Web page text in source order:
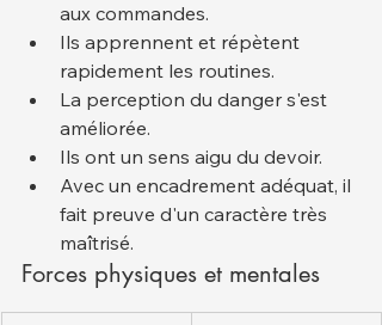
aux commandes.
Ils apprennent et répètent
rapidement les routines.
La perception du danger s'est
améliorée.
Ils ont un sens aigu du devoir.
Avec un encadrement adéquat, il
fait preuve d'un caractère très
maîtrisé.
Forces physiques et mentales